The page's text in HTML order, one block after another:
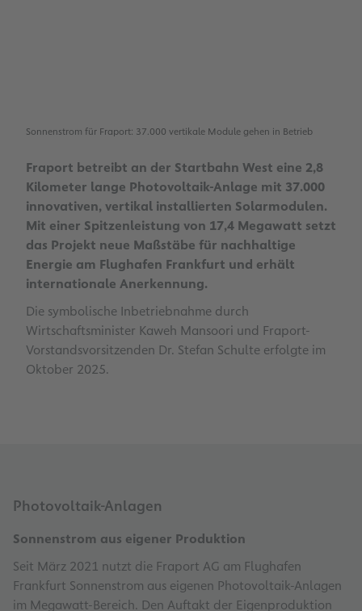
Sonnenstrom für Fraport: 37.000 vertikale Module gehen in Betrieb
Fraport betreibt an der Startbahn West eine 2,8
Kilometer lange Photovoltaik-Anlage mit 37.000
innovativen, vertikal installierten Solarmodulen.
Mit einer Spitzenleistung von 17,4 Megawatt setzt
das Projekt neue Maßstäbe für nachhaltige
Energie am Flughafen Frankfurt und erhält
internationale Anerkennung.
Die symbolische Inbetriebnahme durch
Wirtschaftsminister Kaweh Mansoori und Fraport-
Vorstandsvorsitzenden Dr. Stefan Schulte erfolgte im
Oktober 2025.
Photovoltaik-Anlagen
Sonnenstrom aus eigener Produktion
Seit März 2021 nutzt die Fraport AG am Flughafen
Frankfurt Sonnenstrom aus eigenen Photovoltaik-Anlagen
im Megawatt-Bereich. Den Auftakt der Eigenproduktion